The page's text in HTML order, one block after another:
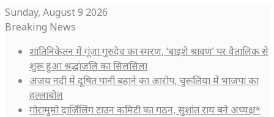
Sunday, August 9 2026
Breaking News
शांतिनिकेतन में गूंजा गुरुदेव का स्मरण, ‘बाइशे श्रावण’ पर वैतालिक से
शुरू हुआ श्रद्धांजलि का सिलसिला
अजय नदी में दूषित पानी बहाने का आरोप, चुरूलिया में भाजपा का
हल्लाबोल
गोरामुमो दार्जिलिंग टाउन कमिटी का गठन, सुशांत राय बने अध्यक्ष*